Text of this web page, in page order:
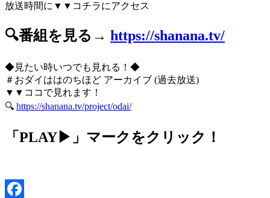
放送時間に▼▼コチラにアクセス
🔍番組を見る→ https://shanana.tv/
◆見たい時いつでも見れる！◆
＃おダイははのちほど アーカイブ (過去放送)
▼▼ココで見れます！
🔍 https://shanana.tv/project/odai/
「PLAY▶」マークをクリック！